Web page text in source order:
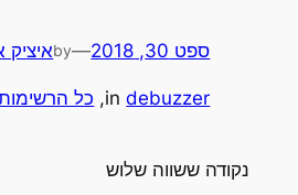
ספט 30, 2018 —
byאיציק
indebuzzer
, כל
נקודה ששווה שלוש